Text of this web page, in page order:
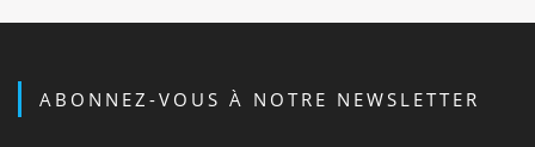
ABONNEZ-VOUS À NOTRE NEWSLETTER